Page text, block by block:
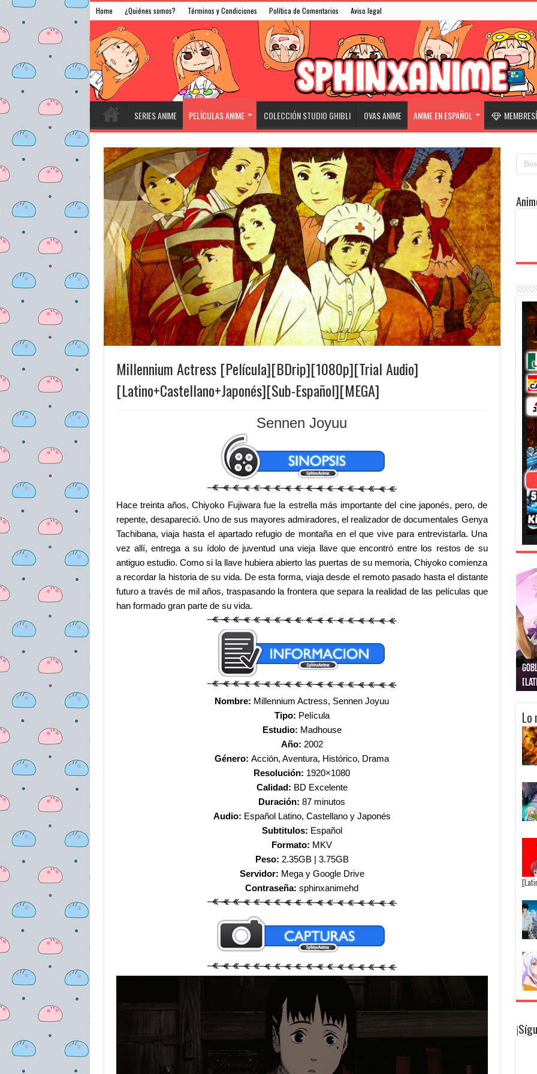
Home ¿Quiénes somos? Términos y Condiciones Política de Comentarios Aviso legal
SERIES ANIME PELÍCULAS ANIME COLECCIÓN STUDIO GHIBLI OVAS ANIME ANIME EN ESPAÑOL
Millennium Actress [Película][BDrip][1080p][Trial Audio]
[Latino+Castellano+Japonés][Sub-Español][MEGA]
Sennen Joyuu
Hace treinta años, Chiyoko Fujiwara fue la estrella más importante del cine japonés, pero, de
repente, desapareció. Uno de sus mayores admiradores, el realizador de documentales Genya
Tachibana, viaja hasta el apartado refugio de montaña en el que vive para entrevistarla. Una
vez allí, entrega a su ídolo de juventud una vieja llave que encontró entre los restos de su
antiguo estudio. Como si la llave hubiera abierto las puertas de su memoria, Chiyoko comienza
a recordar la historia de su vida. De esta forma, viaja desde el remoto pasado hasta el distante
futuro a través de mil años, traspasando la frontera que separa la realidad de las películas que
han formado gran parte de su vida.
Nombre: Millennium Actress, Sennen Joyuu
Tipo: Película
Estudio: Madhouse
Año: 2002
Género: Acción, Aventura, Histórico, Drama
Resolución: 1920×1080
Calidad: BD Excelente
Duración: 87 minutos
Audio: Español Latino, Castellano y Japonés
Subtitulos: Español
Formato: MKV
Peso: 2.35GB | 3.75GB
Servidor: Mega y Google Drive
Contraseña: sphinxanimehd
Lo